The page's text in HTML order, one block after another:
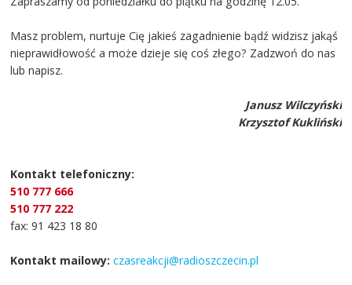
Masz problem, nurtuje Cię jakieś zagadnienie bądź widzisz jakąś
nieprawidłowość a może dzieje się coś złego? Zadzwoń do nas
lub napisz.
Janusz Wilczyński
Krzysztof Kukliński
Kontakt telefoniczny:
510 777 666
510 777 222
fax: 91 423 18 80
Kontakt mailowy: czasreakcji@radioszczecin.pl